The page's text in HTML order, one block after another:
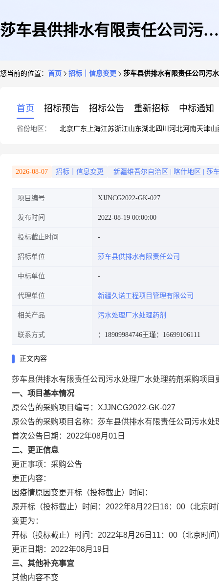
莎车县供排水有限责任公司污水
您当前的位置： 首页 招标｜信息变更 莎车县供排水有限责任公司污
首页 招标预告 招标公告 重新招标 中标通知
省份地区： 北京广东 上海江苏浙江山东湖北四川 河北河南天津山
2026-08-07 招标｜信息变更 新疆维吾尔自治区 喀什地区 莎
项目编号 XJJNCG2022-GK-027
发布时间 2022-08-19 00:00:00
投标截止时间
招标单位 莎车县供排水有限责任公司
中标单位
代理单位 新疆久诺工程项目管理有限公司
相关产品 污水处理厂水处理药剂
联系方式 ：18909984746王瑾：16699106111
正文内容
莎车县供排水有限责任公司污水处理厂水处理药剂采购项目
一、项目基本情况
原公告的采购项目编号：XJJNCG2022-GK-
原公告的采购项目名称：莎车县供排水有限责任公
首次公告日期：2022年08月01日
二、更正信息
更正事项：采购公告
更正内容：
因疫情原因变更开标（投标截止）时间：
原开标（投标截止）时间：2022年8月22日16：00（北京时
变更为：
开标（投标截止）时间：2022年8月26日11：00（北京时间
更正日期：2022年08月19日
三、其他补充事宜
其他内容不变